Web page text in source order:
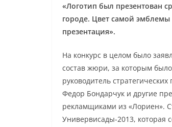
«Логотип был презентован
городе. Цвет самой эмблемы
презентация».
На конкурс в целом было
состав жюри, за которым
руководитель
Федор Бондарчук и другие
рекламщиками из «Лориен».
Универвисады-2013, которая